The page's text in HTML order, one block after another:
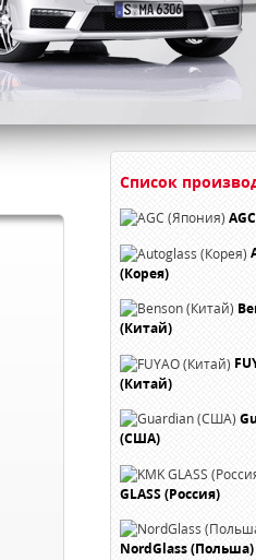
Список
(Корея)
(Китай)
(Китай)
(США)
GLASS (Россия)
NordGlass (Польша)